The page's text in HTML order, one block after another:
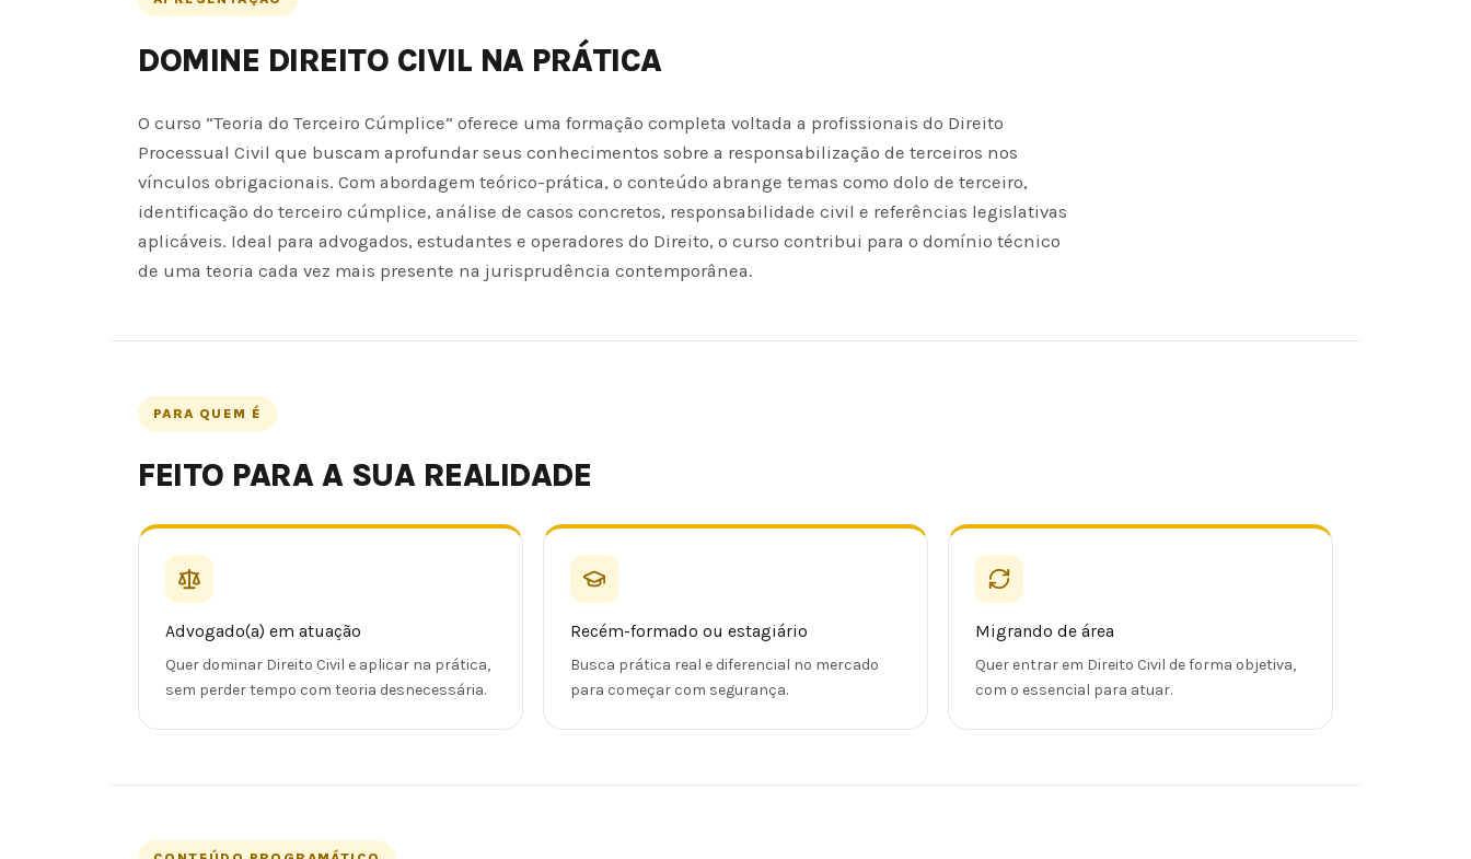
DOMINE DIREITO CIVIL NA PRÁTICA
O curso “Teoria do Terceiro Cúmplice” oferece uma formação completa voltada a profissionais do Direito
Processual Civil que buscam aprofundar seus conhecimentos sobre a responsabilização de terceiros nos
vínculos obrigacionais. Com abordagem teórico-prática, o conteúdo abrange temas como dolo de terceiro,
identificação do terceiro cúmplice, análise de casos concretos, responsabilidade civil e referências legislativas
aplicáveis. Ideal para advogados, estudantes e operadores do Direito, o curso contribui para o domínio técnico
de uma teoria cada vez mais presente na jurisprudência contemporânea.
PARA QUEM É
FEITO PARA A SUA REALIDADE
Advogado(a) em atuação
Quer dominar Direito Civil e aplicar na prática,
sem perder tempo com teoria desnecessária.
Recém-formado ou estagiário
Busca prática real e diferencial no mercado
para começar com segurança.
Migrando de área
Quer entrar em Direito Civil de forma objetiva,
com o essencial para atuar.